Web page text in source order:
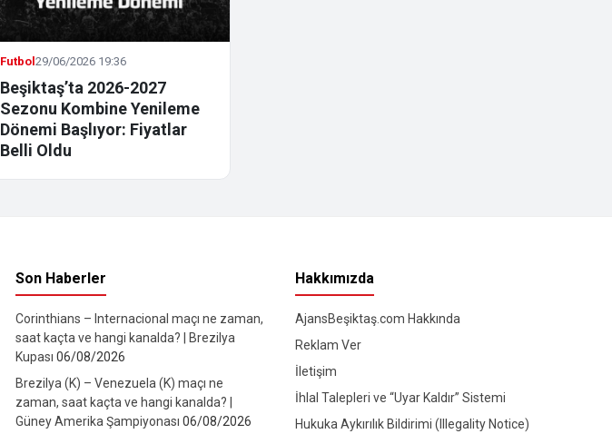
Futbol29/06/2026 19:36
Beşiktaş’ta 2026-2027
Sezonu Kombine Yenileme
Dönemi Başlıyor: Fiyatlar
Belli Oldu
Son Haberler
Corinthians – Internacional maçı ne zaman,
saat kaçta ve hangi kanalda? | Brezilya
Kupası 06/08/2026
Brezilya (K) – Venezuela (K) maçı ne
zaman, saat kaçta ve hangi kanalda? |
Güney Amerika Şampiyonası 06/08/2026
Hakkımızda
AjansBeşiktaş.com Hakkında
Reklam Ver
İletişim
İhlal Talepleri ve “Uyar Kaldır” Sistemi
Hukuka Aykırılık Bildirimi (Illegality Notice)